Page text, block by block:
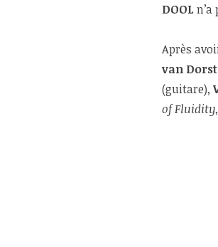
DOOL n’a
Après
van Dorst
(guitare),
of Fluidity